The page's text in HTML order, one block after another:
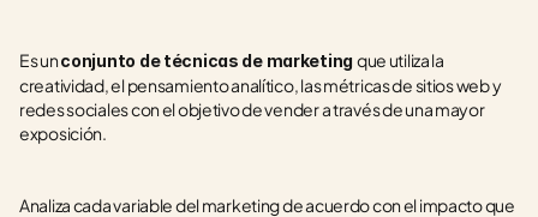
Es un conjunto de técnicas de marketing que utiliza la
creatividad, el pensamiento analítico, las métricas de sitios web y
redes sociales con el objetivo de vender a través de una mayor
exposición.
Analiza cada variable del marketing de acuerdo con el impacto que